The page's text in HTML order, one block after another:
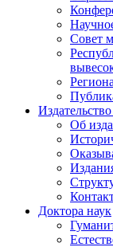
Совет
Об
Доктора наук